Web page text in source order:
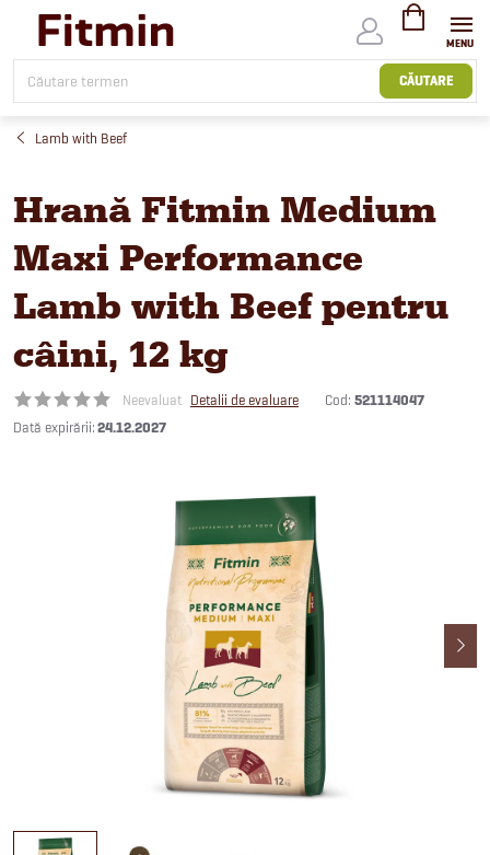
conținut
CĂUTARE
COŞ
DE
Lamb with Beef
Hrană Fitmin Medium
Maxi Performance
Lamb with Beef pentru
câini, 12 kg
Neevaluat Detalii de evaluare Cod: 521114047
24.12.2027